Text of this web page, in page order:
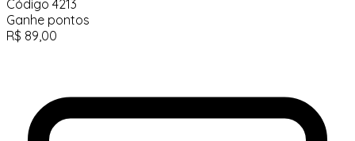
Código 4213
Ganhe pontos
R$ 89,00